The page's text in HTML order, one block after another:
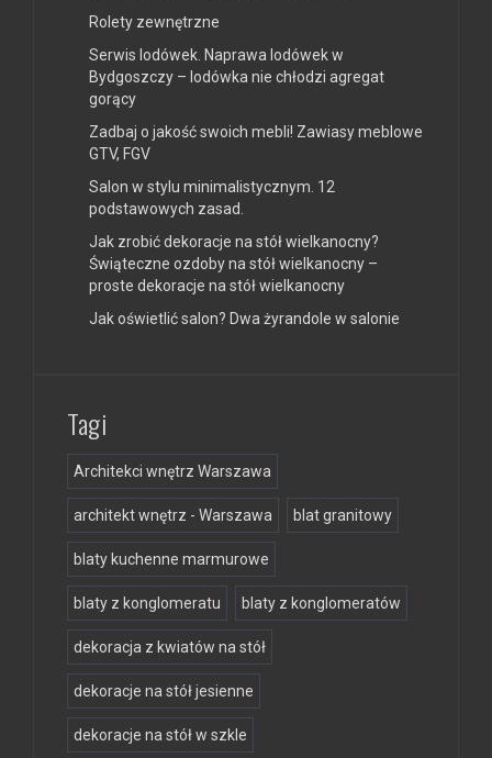
Rolety zewnętrzne
Serwis lodówek. Naprawa lodówek w
Bydgoszczy – lodówka nie chłodzi agregat
gorący
Zadbaj o jakość swoich mebli! Zawiasy meblowe
GTV, FGV
Salon w stylu minimalistycznym. 12
podstawowych zasad.
Jak zrobić dekoracje na stół wielkanocny?
Świąteczne ozdoby na stół wielkanocny –
proste dekoracje na stół wielkanocny
Jak oświetlić salon? Dwa żyrandole w salonie
Tagi
Architekci wnętrz Warszawa
architekt wnętrz - Warszawa blat granitowy
blaty kuchenne marmurowe
blaty z konglomeratu blaty z konglomeratów
dekoracja z kwiatów na stół
dekoracje na stół jesienne
dekoracje na stół w szkle